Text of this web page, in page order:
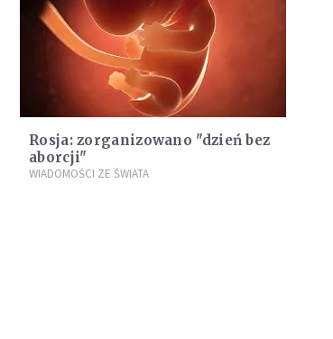
Rosja: zorganizowano "dzień bez
aborcji"
WIADOMOŚCI ZE ŚWIATA